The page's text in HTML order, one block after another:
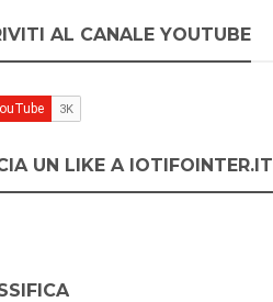
AL CANALE YOUTUBE
UN LIKE A IOTIFOINTER.IT